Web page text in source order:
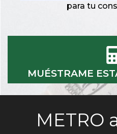
para tu
MUÉSTRAME
METRO